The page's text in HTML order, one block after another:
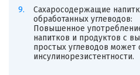
Сахаросодержащие
обработанных углеводов:
Повышенное
напитков и продуктов с
простых углеводов может
инсулинорезистентности.